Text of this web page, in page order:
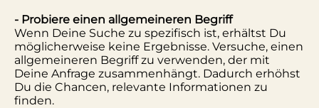
- Probiere einen allgemeineren Begriff
Wenn Deine Suche zu spezifisch ist, erhältst Du
möglicherweise keine Ergebnisse. Versuche, einen
allgemeineren Begriff zu verwenden, der mit
Deine Anfrage zusammenhängt. Dadurch erhöhst
Du die Chancen, relevante Informationen zu
finden.